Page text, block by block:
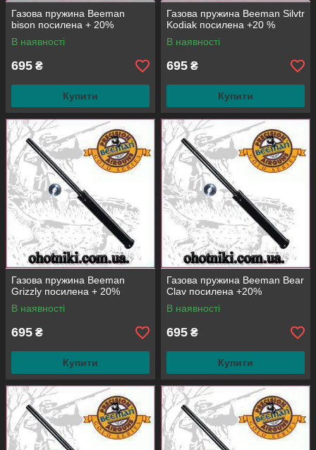
Газова пружина Beeman
bison посилена + 20%
В наявності
695 ₴
Купити
Газова пружина Beeman Silvtr
Kodiak посилена +20 %
В наявності
695 ₴
Купити
Газова пружина Beeman
Grizzly посилена + 20%
В наявності
695 ₴
Купити
Газова пружина Beeman Bear
Clav посилена +20%
В наявності
695 ₴
Купити